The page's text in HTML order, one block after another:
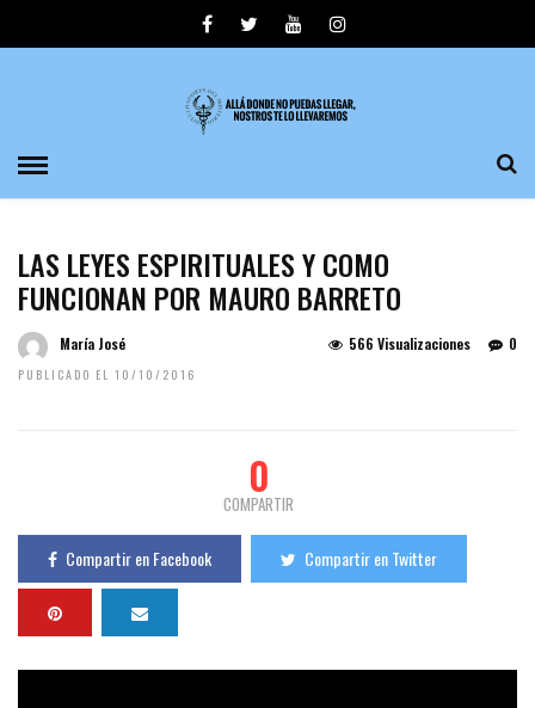
LAS LEYES ESPIRITUALES Y COMO
FUNCIONAN POR MAURO BARRETO
María José
PUBLICADO EL 10/10/2016
0
566 Visualizaciones
0
COMPARTIR
Compartir en Facebook Compartir en Twitter